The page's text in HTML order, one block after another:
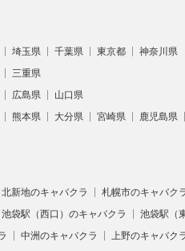
埼玉県 千葉県 東京都 神奈川県
三重県
広島県 山口県
熊本県 大分県 宮崎県 鹿児島県
北新地のキャバクラ 札幌市のキャバク
池袋駅（西口）のキャバクラ 池袋駅（
中洲のキャバクラ 上野のキャバク